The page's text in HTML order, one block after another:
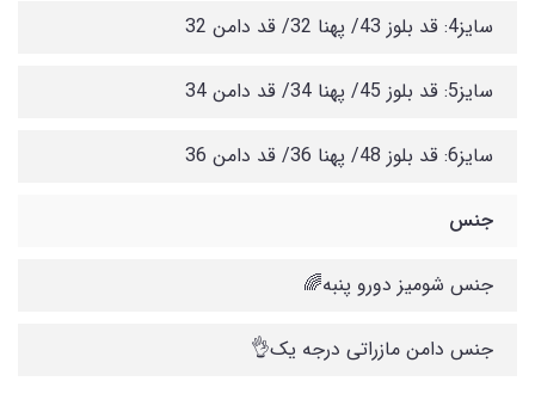
سایز4: قد بلوز 43/ پهنا 32/ قد دامن 32
سایز5: قد بلوز 45/ پهنا 34/ قد دامن 34
سایز6: قد بلوز 48/ پهنا 36/ قد دامن 36
جنس
جنس شومیز دورو پنبه🌈
جنس دامن مازراتی درجه یک👌